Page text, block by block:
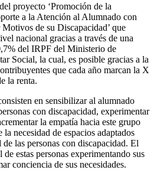
proyecto ‘Promoción de la
a la Atención al Alumnado con
de su Discapacidad’ que
nacional gracias a través de una
del IRPF del Ministerio de
Social, la cual, es posible gracias a la
que cada año marcan la X
la renta.
en sensibilizar al alumnado
con discapacidad, experimentar
la empatía hacia este grupo
necesidad de espacios adaptados
las personas con discapacidad. El
estas personas experimentando sus
conciencia de sus necesidades.